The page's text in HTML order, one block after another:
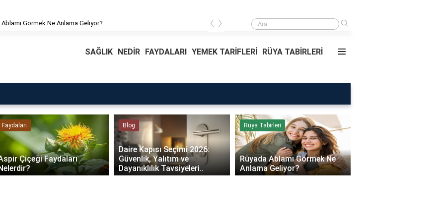
Görmek Ne Anlama Geliyor? Rüyada Ablamı Görmek Ne Anlama Geliyor?
‹ ›
SAĞLIK NEDİR FAYDALARI YEMEK TARİFLERİ RÜYA TABİRLERİ
Faydaları
Çiçeği Faydaları
Blog
Daire Kapısı Seçimi 2026:
Güvenlik, Yalıtım ve
Dayanıklılık Tavsiyeleri..
Rüya Tabirleri
Rüyada Ablamı Görmek Ne
Anlama Geliyor?